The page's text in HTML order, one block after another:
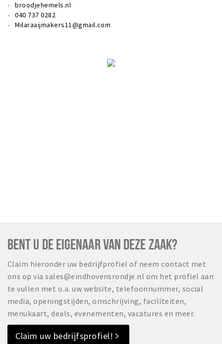
broodjehemels.nl
040 737 0282
Milaraaijmakers11@gmail.com
BENT U DE EIGENAAR VAN DEZE ZAAK?
Claim hieronder uw bedrijfprofiel of neem contact met
ons op via sales@eindhovensrondje.nl om het profiel aan
te vullen met o.a. uw website, telefoonnummer, social
media, openingstijden, omschrijving, faciliteiten,
menukaart, deals, evenementen, vacatures en meer.
Claim uw bedrijfsprofiel!